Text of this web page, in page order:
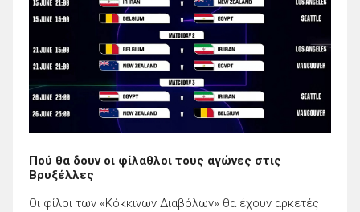
Πού θα δουν οι φίλαθλοι τους αγώνες στις
Βρυξέλλες
Οι φίλοι των «Κόκκινων Διαβόλων» θα έχουν αρκετές